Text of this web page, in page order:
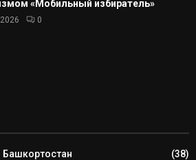
«Мобильный избиратель»
0
Башкортостан
(38)